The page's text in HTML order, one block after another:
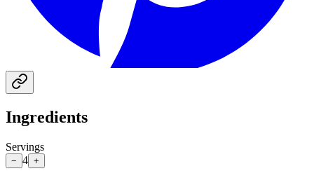
Ingredients
Servings
− 4 +